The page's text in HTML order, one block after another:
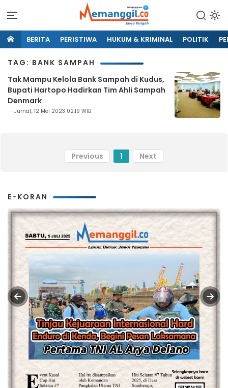
BERITA PERISTIWA HUKUM & KRIMINAL POLITIK
TAG: BANK SAMPAH
Tak Mampu Kelola Bank Sampah di Kudus,
Bupati Hartopo Hadirkan Tim Ahli Sampah
Denmark
Jumat, 12 Mei 2023 02:19 WIB
Previous 1 Next
E-KORAN